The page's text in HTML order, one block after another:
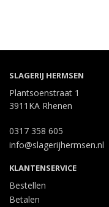
SLAGERIJ HERMSEN
Plantsoenstraat 1
3911KA Rhenen
0317 358 605
info@slagerijhermsen.nl
KLANTENSERVICE
Bestellen
Betalen